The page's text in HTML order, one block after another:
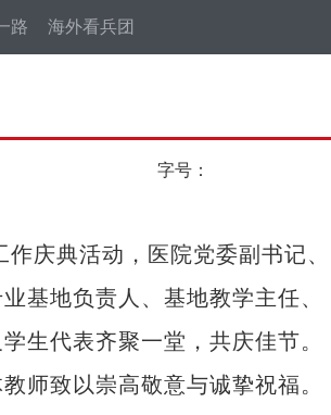
路 海外看兵团
字号：
庆典活动，医院党委副书记、
基地负责人、基地教学主任、
生代表齐聚一堂，共庆佳节。
致以崇高敬意与诚挚祝福。